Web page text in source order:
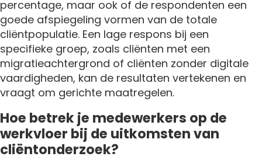
percentage, maar ook of de respondenten een
goede afspiegeling vormen van de totale
cliëntpopulatie. Een lage respons bij een
specifieke groep, zoals cliënten met een
migratieachtergrond of cliënten zonder digitale
vaardigheden, kan de resultaten vertekenen en
vraagt om gerichte maatregelen.
Hoe betrek je medewerkers op de
werkvloer bij de uitkomsten van
cliëntonderzoek?